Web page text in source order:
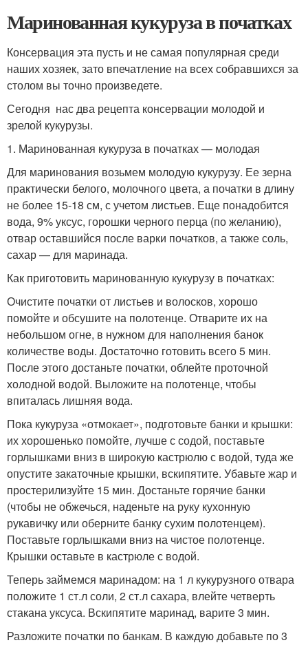
Маринованная кукуруза в початках
Консервация эта пусть и не самая популярная среди
наших хозяек, зато впечатление на всех собравшихся за
столом вы точно произведете.
Сегодня нас два рецепта консервации молодой и
зрелой кукурузы.
1. Маринованная кукуруза в початках — молодая
Для маринования возьмем молодую кукурузу. Ее зерна
практически белого, молочного цвета, а початки в длину
не более 15-18 см, с учетом листьев. Еще понадобится
вода, 9% уксус, горошки черного перца (по желанию),
отвар оставшийся после варки початков, а также соль,
сахар — для маринада.
Как приготовить маринованную кукурузу в початках:
Очистите початки от листьев и волосков, хорошо
помойте и обсушите на полотенце. Отварите их на
небольшом огне, в нужном для наполнения банок
количестве воды. Достаточно готовить всего 5 мин.
После этого достаньте початки, облейте проточной
холодной водой. Выложите на полотенце, чтобы
впиталась лишняя вода.
Пока кукуруза «отмокает», подготовьте банки и крышки:
их хорошенько помойте, лучше с содой, поставьте
горлышками вниз в широкую кастрюлю с водой, туда же
опустите закаточные крышки, вскипятите. Убавьте жар и
простерилизуйте 15 мин. Достаньте горячие банки
(чтобы не обжечься, наденьте на руку кухонную
рукавичку или оберните банку сухим полотенцем).
Поставьте горлышками вниз на чистое полотенце.
Крышки оставьте в кастрюле с водой.
Теперь займемся маринадом: на 1 л кукурузного отвара
положите 1 ст.л соли, 2 ст.л сахара, влейте четверть
стакана уксуса. Вскипятите маринад, варите 3 мин.
Разложите початки по банкам. В каждую добавьте по 3